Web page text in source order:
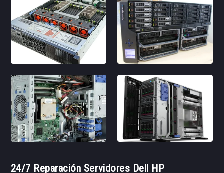
24/7 Reparación Servidores Dell HP